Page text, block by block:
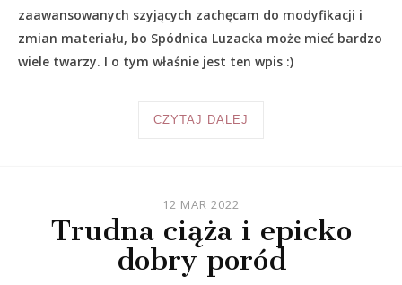
zaawansowanych szyjących zachęcam do modyfikacji i
zmian materiału, bo Spódnica Luzacka może mieć bardzo
wiele twarzy. I o tym właśnie jest ten wpis :)
CZYTAJ DALEJ
12 MAR 2022
Trudna ciąża i epicko
dobry poród